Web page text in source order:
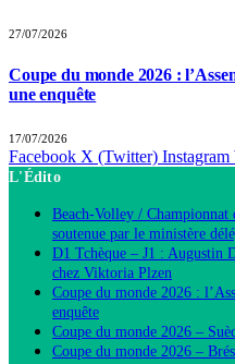
27/07/2026
Coupe du monde 2026 :
une enquête
17/07/2026
Facebook X (Twitter) Instagram
L'Édito
Beach-Volley /
soutenue par le ministère
D1 Tchèque – J1 : Augustin
chez Viktoria Plzen
Coupe du monde 2026 :
enquête
Coupe du monde 2026 –
Coupe du monde 2026 –